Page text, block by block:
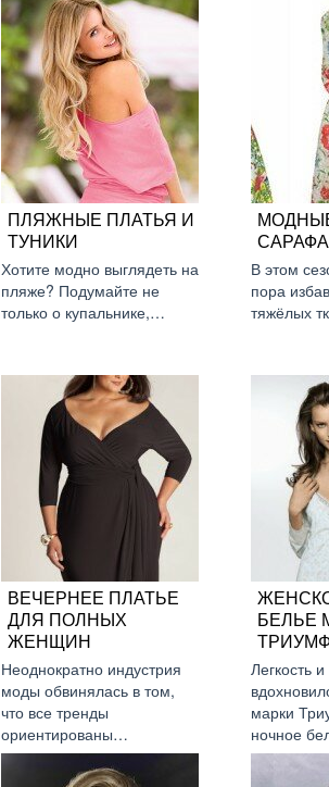
ПЛЯЖНЫЕ ПЛАТЬЯ И
ТУНИКИ
Хотите модно выглядеть на
пляже? Подумайте не
только о купальнике,…
В этом
пора
тяжёлых
ВЕЧЕРНЕЕ ПЛАТЬЕ
ДЛЯ ПОЛНЫХ
ЖЕНЩИН
Неоднократно индустрия
моды обвинялась в том,
что все тренды
ориентированы…
БЕЛЬЕ
Легкость
марки
ночное